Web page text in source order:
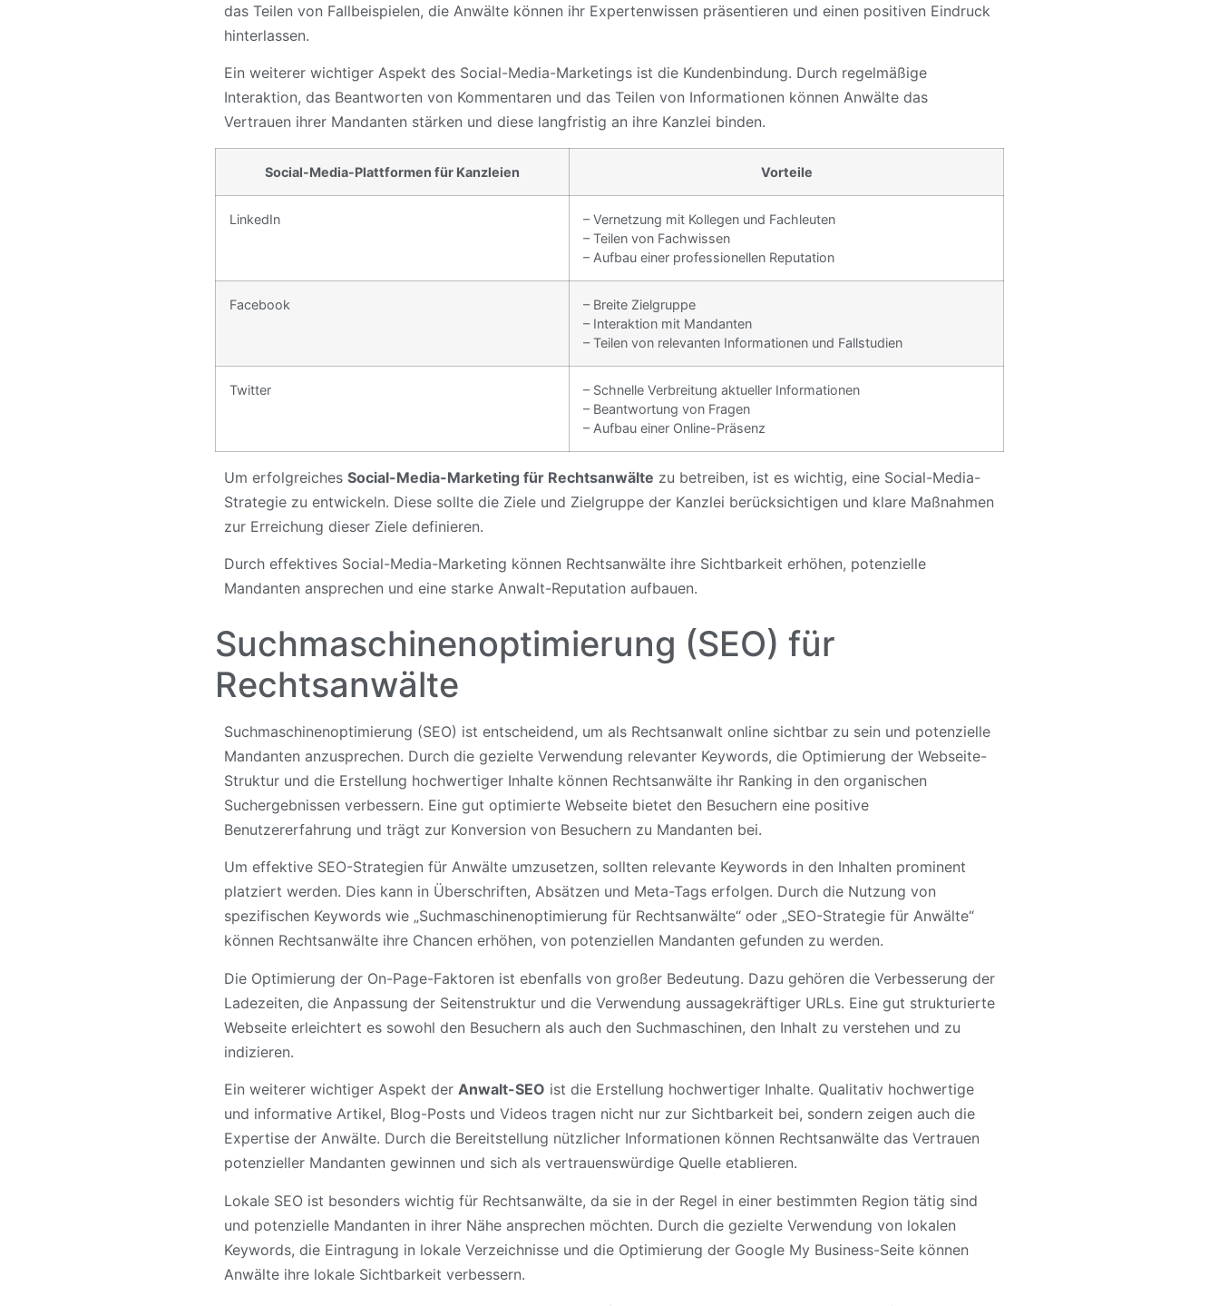
das Teilen von Fallbeispielen, die Anwälte können ihr Expertenwissen präsentieren und einen positiven Eindruck
hinterlassen.
Ein weiterer wichtiger Aspekt des Social-Media-Marketings ist die Kundenbindung. Durch regelmäßige
Interaktion, das Beantworten von Kommentaren und das Teilen von Informationen können Anwälte das
Vertrauen ihrer Mandanten stärken und diese langfristig an ihre Kanzlei binden.
Social-Media-Plattformen für Kanzleien Vorteile
LinkedIn
– Vernetzung mit Kollegen und Fachleuten
– Teilen von Fachwissen
– Aufbau einer professionellen Reputation
Facebook
– Breite Zielgruppe
– Interaktion mit Mandanten
– Teilen von relevanten Informationen und Fallstudien
Twitter
– Schnelle Verbreitung aktueller Informationen
– Beantwortung von Fragen
– Aufbau einer Online-Präsenz
Um erfolgreiches Social-Media-Marketing für Rechtsanwälte zu betreiben, ist es wichtig, eine Social-Media-
Strategie zu entwickeln. Diese sollte die Ziele und Zielgruppe der Kanzlei berücksichtigen und klare Maßnahmen
zur Erreichung dieser Ziele definieren.
Durch effektives Social-Media-Marketing können Rechtsanwälte ihre Sichtbarkeit erhöhen, potenzielle
Mandanten ansprechen und eine starke Anwalt-Reputation aufbauen.
Suchmaschinenoptimierung (SEO) für
Rechtsanwälte
Suchmaschinenoptimierung (SEO) ist entscheidend, um als Rechtsanwalt online sichtbar zu sein und potenzielle
Mandanten anzusprechen. Durch die gezielte Verwendung relevanter Keywords, die Optimierung der Webseite-
Struktur und die Erstellung hochwertiger Inhalte können Rechtsanwälte ihr Ranking in den organischen
Suchergebnissen verbessern. Eine gut optimierte Webseite bietet den Besuchern eine positive
Benutzererfahrung und trägt zur Konversion von Besuchern zu Mandanten bei.
Um effektive SEO-Strategien für Anwälte umzusetzen, sollten relevante Keywords in den Inhalten prominent
platziert werden. Dies kann in Überschriften, Absätzen und Meta-Tags erfolgen. Durch die Nutzung von
spezifischen Keywords wie „Suchmaschinenoptimierung für Rechtsanwälte“ oder „SEO-Strategie für Anwälte“
können Rechtsanwälte ihre Chancen erhöhen, von potenziellen Mandanten gefunden zu werden.
Die Optimierung der On-Page-Faktoren ist ebenfalls von großer Bedeutung. Dazu gehören die Verbesserung der
Ladezeiten, die Anpassung der Seitenstruktur und die Verwendung aussagekräftiger URLs. Eine gut strukturierte
Webseite erleichtert es sowohl den Besuchern als auch den Suchmaschinen, den Inhalt zu verstehen und zu
indizieren.
Ein weiterer wichtiger Aspekt der Anwalt-SEO ist die Erstellung hochwertiger Inhalte. Qualitativ hochwertige
und informative Artikel, Blog-Posts und Videos tragen nicht nur zur Sichtbarkeit bei, sondern zeigen auch die
Expertise der Anwälte. Durch die Bereitstellung nützlicher Informationen können Rechtsanwälte das Vertrauen
potenzieller Mandanten gewinnen und sich als vertrauenswürdige Quelle etablieren.
Lokale SEO ist besonders wichtig für Rechtsanwälte, da sie in der Regel in einer bestimmten Region tätig sind
und potenzielle Mandanten in ihrer Nähe ansprechen möchten. Durch die gezielte Verwendung von lokalen
Keywords, die Eintragung in lokale Verzeichnisse und die Optimierung der Google My Business-Seite können
Anwälte ihre lokale Sichtbarkeit verbessern.